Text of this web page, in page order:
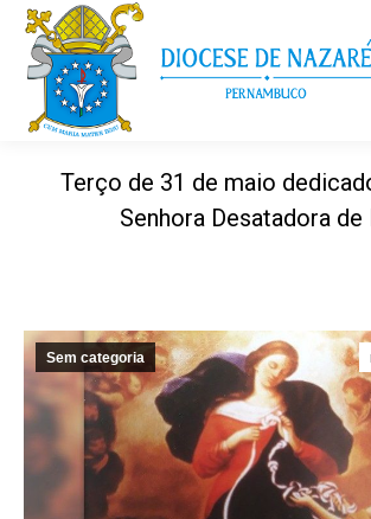
Terço de 31 de maio
Senhora Desatadora de
Sem categoria